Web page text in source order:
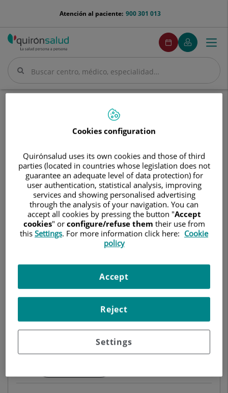
menu-
900 301 013
Atención al paciente:
Buscar
Buscar
menuPedirCita
Pedir
cita
Mi
Quirónsalud
Menú
Álida
Carolina
Romero
Álida CarolinaRomero Orta
FACULTATIVO ESPECIALISTA PEDIATRÍA Y SUS ÁREAS
ESPEC
PEDIATRÍA Y SUS ÁREAS ESPECÍFICAS
Hospital Quirónsalud Málaga
Avda. Imperio Argentina, 1
Cookies configuration
Quirónsalud uses its own cookies and those of third
parties (located in countries whose legislation does not
guarantee an adequate level of data protection) for
user authentication, statistical analysis, improving
services and showing personalised advertising
through the analysis of your navigation. You can
accept all cookies by pressing the button "Accept
cookies" or configure/refuse them their use from
this Settings. For more information click here: Cookie
policy
Settings
Reject
Accept